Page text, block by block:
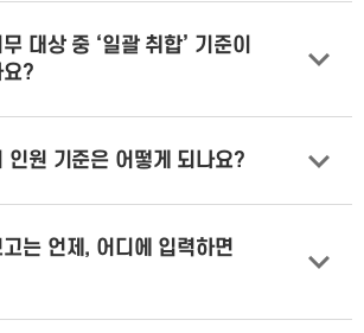
대상 중 ‘일괄 취합’ 기준이
?
인원 기준은 어떻게 되나요?
는 언제, 어디에 입력하면